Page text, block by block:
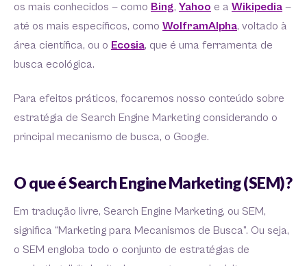
os mais conhecidos — como Bing, Yahoo e a Wikipedia —
até os mais específicos, como WolframAlpha, voltado à
área científica, ou o Ecosia, que é uma ferramenta de
busca ecológica.
Para efeitos práticos, focaremos nosso conteúdo sobre
estratégia de Search Engine Marketing considerando o
principal mecanismo de busca, o Google.
O que é Search Engine Marketing (SEM)?
Em tradução livre, Search Engine Marketing, ou SEM,
significa “Marketing para Mecanismos de Busca”. Ou seja,
o SEM engloba todo o conjunto de estratégias de